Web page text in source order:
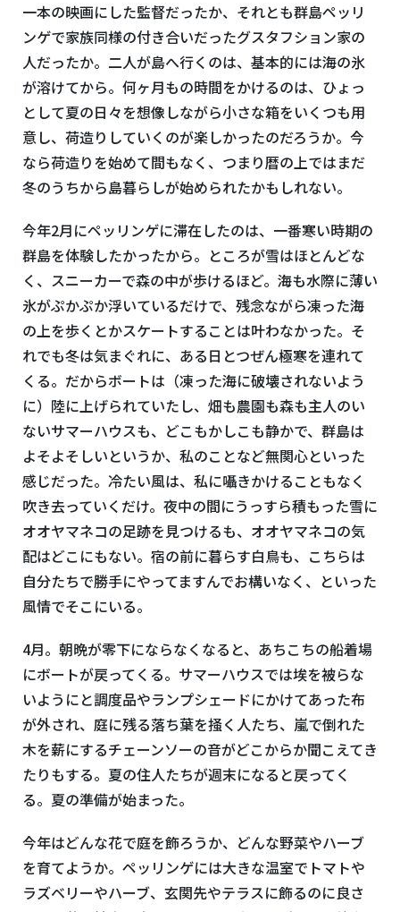
一本の映画にした監督だったか、それとも群島ペッリ
ンゲで家族同様の付き合いだったグスタフション家の
人だったか。二人が島へ行くのは、基本的には海の氷
が溶けてから。何ヶ月もの時間をかけるのは、ひょっ
として夏の日々を想像しながら小さな箱をいくつも用
意し、荷造りしていくのが楽しかったのだろうか。今
なら荷造りを始めて間もなく、つまり暦の上ではまだ
冬のうちから島暮らしが始められたかもしれない。
今年2月にペッリンゲに滞在したのは、一番寒い時期の
群島を体験したかったから。ところが雪はほとんどな
く、スニーカーで森の中が歩けるほど。海も水際に薄い
氷がぷかぷか浮いているだけで、残念ながら凍った海
の上を歩くとかスケートすることは叶わなかった。そ
れでも冬は気まぐれに、ある日とつぜん極寒を連れて
くる。だからボートは（凍った海に破壊されないよう
に）陸に上げられていたし、畑も農園も森も主人のい
ないサマーハウスも、どこもかしこも静かで、群島は
よそよそしいというか、私のことなど無関心といった
感じだった。冷たい風は、私に囁きかけることもなく
吹き去っていくだけ。夜中の間にうっすら積もった雪に
オオヤマネコの足跡を見つけるも、オオヤマネコの気
配はどこにもない。宿の前に暮らす白鳥も、こちらは
自分たちで勝手にやってますんでお構いなく、といった
風情でそこにいる。
4月。朝晩が零下にならなくなると、あちこちの船着場
にボートが戻ってくる。サマーハウスでは埃を被らな
いようにと調度品やランプシェードにかけてあった布
が外され、庭に残る落ち葉を掻く人たち、嵐で倒れた
木を薪にするチェーンソーの音がどこからか聞こえてき
たりもする。夏の住人たちが週末になると戻ってく
る。夏の準備が始まった。
今年はどんな花で庭を飾ろうか、どんな野菜やハーブ
を育てようか。ペッリンゲには大きな温室でトマトや
ラズベリーやハーブ、玄関先やテラスに飾るのに良さ